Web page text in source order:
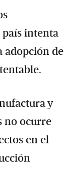
país intenta
adopción de
y
no ocurre
en el